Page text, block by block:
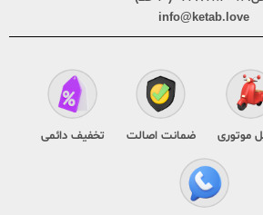
info@ketab.love
موتوری ضمانت اصالت تخفیف دائمی